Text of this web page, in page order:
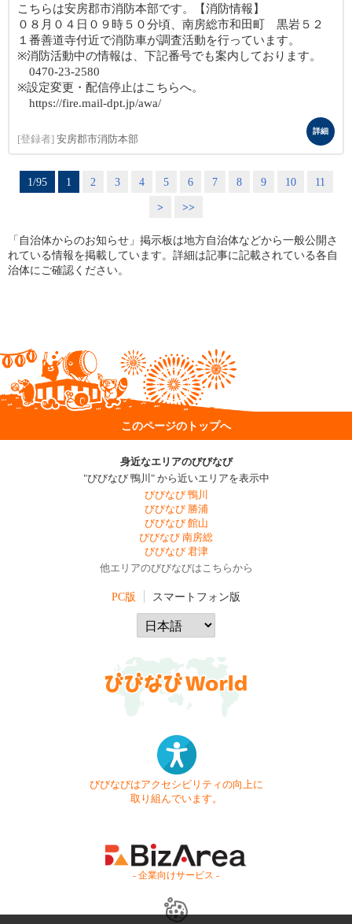
こちらは安房郡市消防本部です。【消防情報】
０８月０４日０９時５０分頃、南房総市和田町 黒岩５２
１番善道寺付近で消防車が調査活動を行っています。
※消防活動中の情報は、下記番号でも案内しております。
0470-23-2580
※設定変更・配信停止はこちらへ。
https://fire.mail-dpt.jp/awa/
[登録者] 安房郡市消防本部
詳細
1/95 1 2 3 4 5 6 7 8 9 10
11
>
>>
「自治体からのお知らせ」掲示板は地方自治体などから一般公開さ
れている情報を掲載しています。詳細は記事に記載されている各自
治体にご確認ください。
このページのトップへ
身近なエリアのびびなび
"びびなび 鴨川" から近いエリアを表示中
びびなび 鴨川
びびなび 勝浦
びびなび 館山
びびなび 南房総
びびなび 君津
他エリアのびびなびはこちらから
PC版 スマートフォン版
びびなびはアクセシビリティの向上に
取り組んでいます。
- 企業向けサービス -